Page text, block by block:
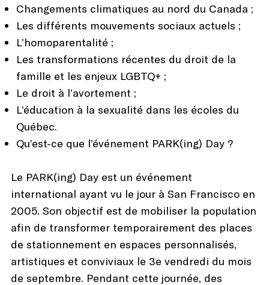
Changements climatiques au nord du Canada ;
Les différents mouvements sociaux actuels ;
L’homoparentalité ;
Les transformations récentes du droit de la
famille et les enjeux LGBTQ+ ;
Le droit à l’avortement ;
L’éducation à la sexualité dans les écoles du
Québec.
Qu’est-ce que l’événement PARK(ing) Day ?
Le PARK(ing) Day est un événement
international ayant vu le jour à San Francisco en
2005. Son objectif est de mobiliser la population
afin de transformer temporairement des places
de stationnement en espaces personnalisés,
artistiques et conviviaux le 3e vendredi du mois
de septembre. Pendant cette journée, des